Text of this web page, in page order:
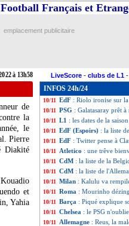
à 13h58
Français et
emplacement publicitaire
LiveScore - clubs de L1 -
de
la
le
Pierre
Diakité
et
Yahia
INFOS 24h/24
10/11 Tottenham: Conte
10/11 CdM
10/11 PSG: Endrick flatte le
10/11 Arsenal: M. Arteta -
10/11 EdF : Riolo ironise sur
10/11 PSG : Galatasaray prêt
10/11 L1 : les dates de la
10/11 EdF (Espoirs) : la liste
10/11 EdF : Twitter pense à
10/11 Atletico : une trêve
10/11 CdM : la liste de la
10/11 CdM : la liste de
10/11 Milan : Kalulu va
10/11 Roma : Mourinho
10/11 Barça : Piqué explique
10/11 Chelsea : le PSG
10/11 Allemagne : Reus, la